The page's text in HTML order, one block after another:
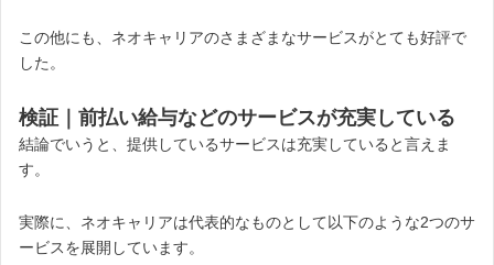
この他にも、ネオキャリアのさまざまなサービスがとても好評で
した。
検証｜前払い給与などのサービスが充実している
結論でいうと、提供しているサービスは充実していると言えま
す。
実際に、ネオキャリアは代表的なものとして以下のような2つのサ
ービスを展開しています。